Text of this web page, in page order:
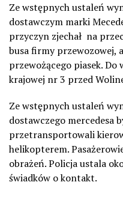
Ze wstępnych ustaleń
dostawczym marki
przyczyn zjechał na
busa firmy przewozowej,
przewożącego piasek. Do
krajowej nr 3 przed
Ze wstępnych ustaleń
dostawczego mercedesa
przetransportowali
helikopterem.
obrażeń. Policja ustala
świadków o kontakt.